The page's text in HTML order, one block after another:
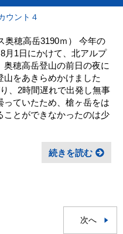
ウント４
穂高岳3190ｍ） 今年の
月1日にかけて、北アルプ
穂高岳登山の前日の夜に
をあきらめかけました
、2時間遅れで出発し無事
っていたため、槍ヶ岳をは
ことができなかったのは少
続きを読む
次へ